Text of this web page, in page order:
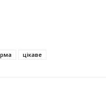
цікаве